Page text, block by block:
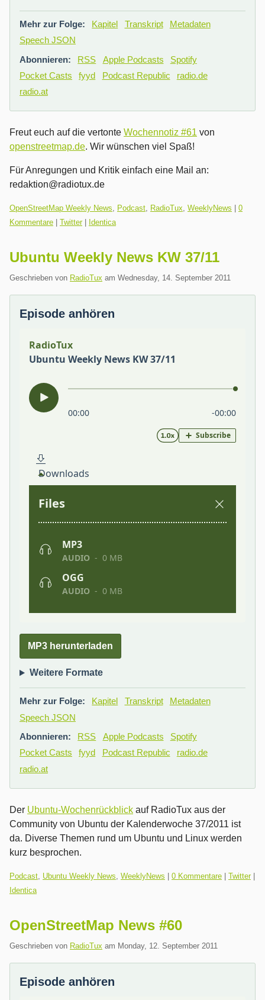
Mehr zur Folge: Kapitel Transkript
Metadaten
Speech JSON
Abonnieren:
RSS Apple Podcasts
Spotify
Pocket Casts
fyyd Podcast Republic
radio.de
radio.at
Freut euch auf die vertonte Wochennotiz #61 von
openstreetmap.de. Wir wünschen viel Spaß!
Für Anregungen und Kritik einfach eine Mail an:
redaktion@radiotux.de
Kategorien:
OpenStreetMap Weekly News, Podcast, RadioTux, WeeklyNews
0
Kommentare
Twitter| Identica
Ubuntu Weekly News KW 37/11
Geschrieben von RadioTux am Wednesday, 14. September 2011
Episode anhören
MP3 herunterladen
Weitere Formate
Mehr zur Folge: Kapitel Transkript
Metadaten
Speech JSON
Abonnieren:
RSS Apple Podcasts
Spotify
Pocket Casts
fyyd Podcast Republic
radio.de
radio.at
Der Ubuntu-Wochenrückblick auf RadioTux aus der
Community von Ubuntu der Kalenderwoche 37/2011 ist
da. Diverse Themen rund um Ubuntu und Linux werden
kurz besprochen.
Kategorien:
Podcast Ubuntu Weekly News WeeklyNews 0 Kommentare Twitter|
Identica
OpenStreetMap News #60
Geschrieben von RadioTux am Monday, 12. September 2011
Episode anhören